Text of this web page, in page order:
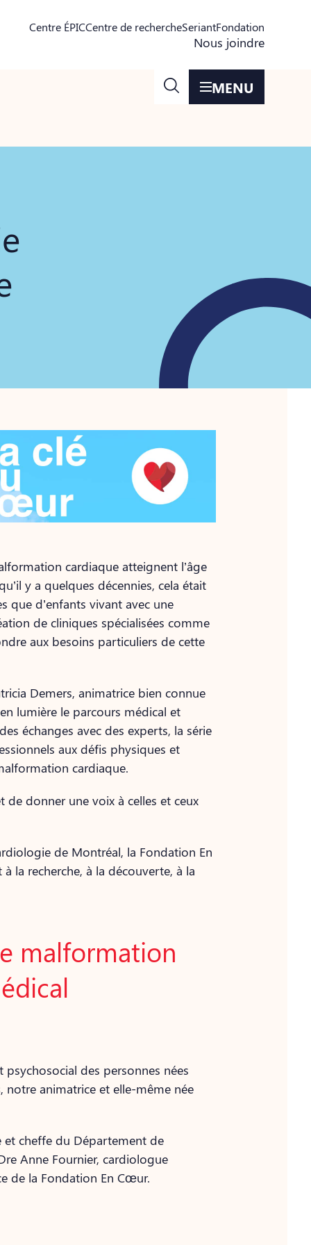
Centre ÉPICCentre de rechercheSeriantFondation
Nous joindre
MENU
cardiaque atteignent l’âge
y a quelques décennies, cela était
que d’enfants vivant avec une
de cliniques spécialisées comme
aux besoins particuliers de cette
Demers, animatrice bien connue
lumière le parcours médical et
échanges avec des experts, la série
aux défis physiques et
cardiaque.
de donner une voix à celles et ceux
de Montréal, la Fondation En
la recherche, à la découverte, à la
malformation
des personnes nées
notre animatrice et elle-même née
et cheffe du Département de
Anne Fournier, cardiologue
de la Fondation En Cœur.